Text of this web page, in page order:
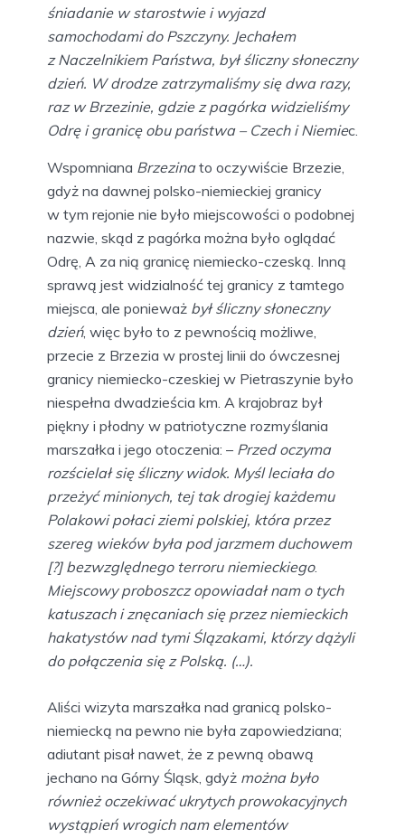
śniadanie w starostwie i wyjazd
samochodami do Pszczyny. Jechałem
z Naczelnikiem Państwa, był śliczny słoneczny
dzień. W drodze zatrzymaliśmy się dwa razy,
raz w Brzezinie, gdzie z pagórka widzieliśmy
Odrę i granicę obu państwa – Czech i Niemiec.
Wspomniana Brzezinato oczywiście Brzezie,
gdyż na dawnej polsko-niemieckiej granicy
w tym rejonie nie było miejscowości o podobnej
nazwie, skąd z pagórka można było oglądać
Odrę, A za nią granicę niemiecko-czeską. Inną
sprawą jest widzialność tej granicy z tamtego
miejsca, ale ponieważ był śliczny słoneczny
dzień, więc było to z pewnością możliwe,
przecie z Brzezia w prostej linii do ówczesnej
granicy niemiecko-czeskiej w Pietraszynie było
niespełna dwadzieścia km. A krajobraz był
piękny i płodny w patriotyczne rozmyślania
marszałka i jego otoczenia: – Przed oczyma
rozścielał się śliczny widok. Myśl leciała do
przeżyć minionych, tej tak drogiej każdemu
Polakowi połaci ziemi polskiej, która przez
szereg wieków była pod jarzmem duchowem
[?] bezwzględnego terroru niemieckiego.
Miejscowy proboszcz opowiadał nam o tych
katuszach i znęcaniach się przez niemieckich
hakatystów nad tymi Ślązakami, którzy dążyli
do połączenia się z Polską. (…).
Aliści wizyta marszałka nad granicą polsko-
niemiecką na pewno nie była zapowiedziana;
adiutant pisał nawet, że z pewną obawą
jechano na Górny Śląsk, gdyż można było
również oczekiwać ukrytych prowokacyjnych
wystąpień wrogich nam elementów